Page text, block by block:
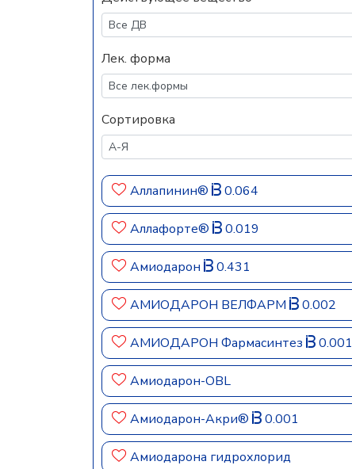
Лек. форма
Сортировка
Аллапинин® 0.064
Аллафорте® 0.019
Амиодарон 0.431
АМИОДАРОН ВЕЛФАРМ 0.002
АМИОДАРОН Фармасинтез 0.001
Амиодарон-OBL
Амиодарон-Акри® 0.001
Амиодарона гидрохлорид